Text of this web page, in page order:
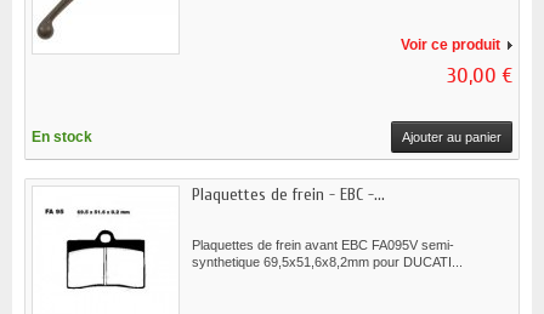
Voir ce produit
30,00 €
En stock Ajouter au panier
Plaquettes de frein - EBC -...
Plaquettes de frein avant EBC FA095V semi-
synthetique 69,5x51,6x8,2mm pour DUCATI...